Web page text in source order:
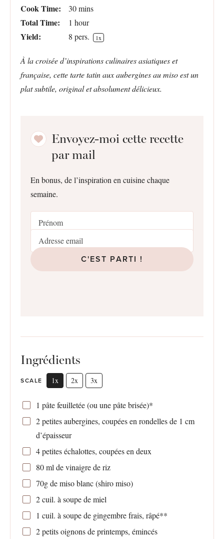
Cook Time: 30 mins
Total Time: 1 hour
Yield: 8 pers. 1x
À la croisée d’inspirations culinaires asiatiques et
française, cette tarte tatin aux aubergines au miso est un
plat subtile, original et absolument délicieux.
Envoyez-moi cette recette
par mail
En bonus, de l’inspiration en cuisine chaque
semaine.
C'EST PARTI !
Ingrédients
SCALE 1x 2x 3x
1 pâte feuilletée (ou une pâte brisée)*
2petites aubergines, coupées en rondelles de 1 cm
d’épaisseur
4petites échalottes, coupées en deux
80ml de vinaigre de riz
70gde miso blanc (shiro miso)
2cuil. à soupe de miel
1 cuil. à soupe de gingembre frais, râpé**
2petits oignons de printemps, émincés